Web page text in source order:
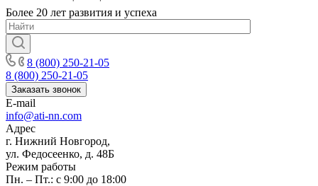
Более 20 лет развития и успеха
8 (800) 250-21-05
8 (800) 250-21-05
Заказать звонок
E-mail
info@ati-nn.com
Адрес
г. Нижний Новгород,
ул. Федосеенко, д. 48Б
Режим работы
Пн. – Пт.: с 9:00 до 18:00